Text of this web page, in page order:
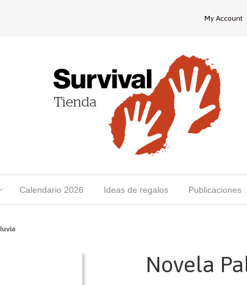
My Account
Calendario 2026 Ideas de regalos Publicaciones
Novela